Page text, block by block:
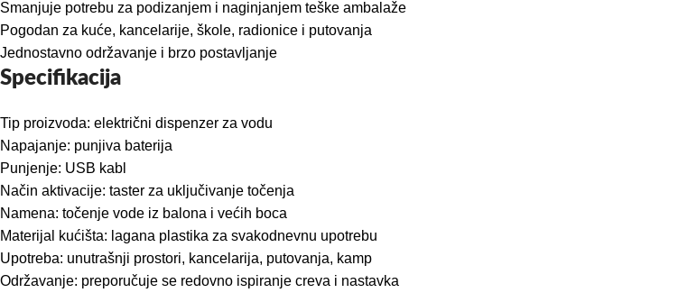
Smanjuje potrebu za podizanjem i naginjanjem teške ambalaže
Pogodan za kuće, kancelarije, škole, radionice i putovanja
Jednostavno održavanje i brzo postavljanje
Specifikacija
Tip proizvoda: električni dispenzer za vodu
Napajanje: punjiva baterija
Punjenje: USB kabl
Način aktivacije: taster za uključivanje točenja
Namena: točenje vode iz balona i većih boca
Materijal kućišta: lagana plastika za svakodnevnu upotrebu
Upotreba: unutrašnji prostori, kancelarija, putovanja, kamp
Održavanje: preporučuje se redovno ispiranje creva i nastavka